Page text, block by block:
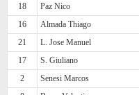
18
Paz Nico
16
Almada Thiago
21
L. Jose Manuel
17
S. Giuliano
2
Senesi Marcos